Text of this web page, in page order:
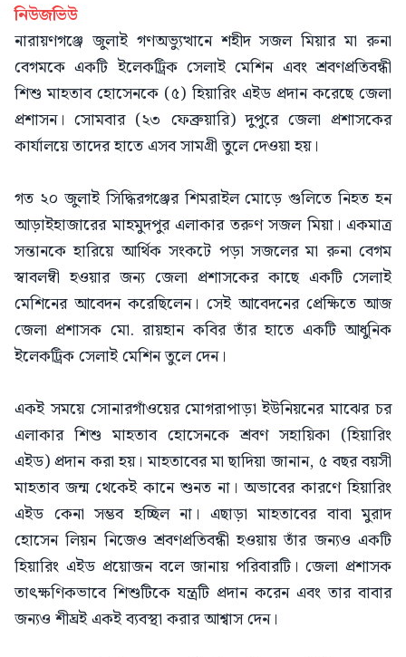
নিউজভিউ
নারায়ণগঞ্জে জুলাই গণঅভ্যুত্থানে শহীদ সজল মিয়ার মা রুনা
বেগমকে একটি ইলেকট্রিক সেলাই মেশিন এবং শ্রবণপ্রতিবন্ধী
শিশু মাহতাব হোসেনকে (৫) হিয়ারিং এইড প্রদান করেছে জেলা
প্রশাসন। সোমবার (২৩ ফেব্রুয়ারি) দুপুরে জেলা প্রশাসকের
কার্যালয়ে তাদের হাতে এসব সামগ্রী তুলে দেওয়া হয়।
গত ২০ জুলাই সিদ্ধিরগঞ্জের শিমরাইল মোড়ে গুলিতে নিহত হন
আড়াইহাজারের মাহমুদপুর এলাকার তরুণ সজল মিয়া। একমাত্র
সন্তানকে হারিয়ে আর্থিক সংকটে পড়া সজলের মা রুনা বেগম
স্বাবলম্বী হওয়ার জন্য জেলা প্রশাসকের কাছে একটি সেলাই
মেশিনের আবেদন করেছিলেন। সেই আবেদনের প্রেক্ষিতে আজ
জেলা প্রশাসক মো. রায়হান কবির তাঁর হাতে একটি আধুনিক
ইলেকট্রিক সেলাই মেশিন তুলে দেন।
একই সময়ে সোনারগাঁওয়ের মোগরাপাড়া ইউনিয়নের মাঝের চর
এলাকার শিশু মাহতাব হোসেনকে শ্রবণ সহায়িকা (হিয়ারিং
এইড) প্রদান করা হয়। মাহতাবের মা ছাদিয়া জানান, ৫ বছর বয়সী
মাহতাব জন্ম থেকেই কানে শুনত না। অভাবের কারণে হিয়ারিং
এইড কেনা সম্ভব হচ্ছিল না। এছাড়া মাহতাবের বাবা মুরাদ
হোসেন লিয়ন নিজেও শ্রবণপ্রতিবন্ধী হওয়ায় তাঁর জন্যও একটি
হিয়ারিং এইড প্রয়োজন বলে জানায় পরিবারটি। জেলা প্রশাসক
তাৎক্ষণিকভাবে শিশুটিকে যন্ত্রটি প্রদান করেন এবং তার বাবার
জন্যও শীঘ্রই একই ব্যবস্থা করার আশ্বাস দেন।